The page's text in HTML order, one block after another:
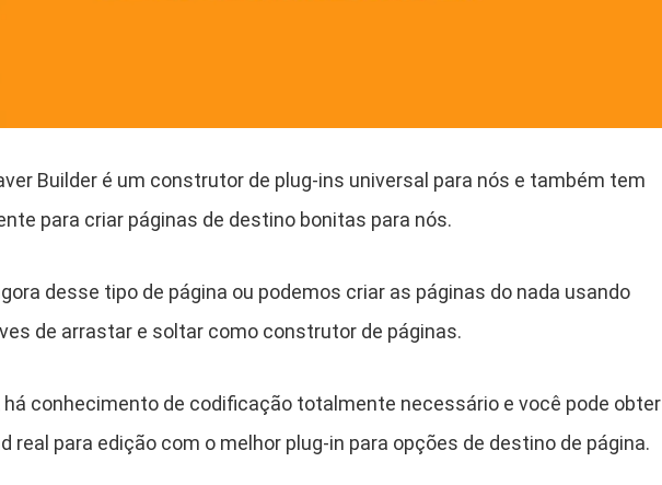
Builder é um construtor de plug-ins universal para nós e também tem
para criar páginas de destino bonitas para nós.
desse tipo de página ou podemos criar as páginas do nada usando
de arrastar e soltar como construtor de páginas.
há conhecimento de codificação totalmente necessário e você pode obter
real para edição com o melhor plug-in para opções de destino de página.